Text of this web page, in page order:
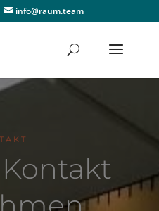
info@raum.team